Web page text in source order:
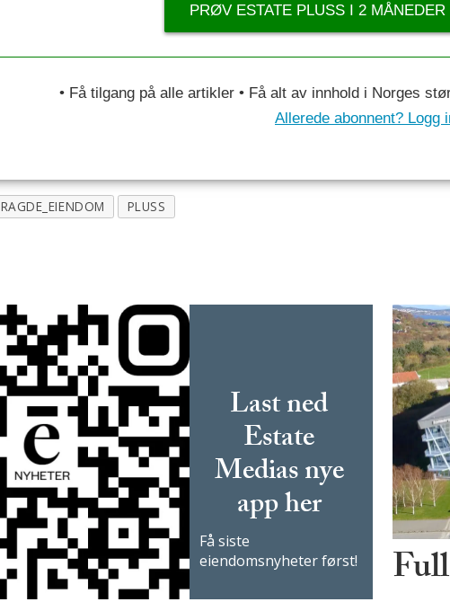
PRØV ESTATE PLUSS I 2
• Få tilgang på alle artikler • Få alt av innhold i Norges
Allerede abonnent? Logg
RAGDE_EIENDOM PLUSS
Last ned
Estate
Medias nye
app her
Få siste
eiendomsnyheter først!